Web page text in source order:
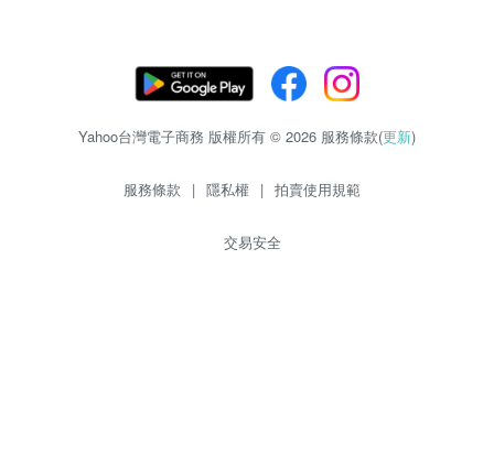
Yahoo台灣電子商務 版權所有 © 2026 服務條款(更新)
服務條款 | 隱私權 | 拍賣使用規範
交易安全